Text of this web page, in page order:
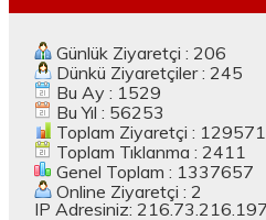
Günlük Ziyaretçi : 206
Dünkü Ziyaretçiler : 245
Bu Ay : 1529
Bu Yıl : 56253
Toplam Ziyaretçi : 129571
Toplam Tıklanma : 2411
Genel Toplam : 1337657
Online Ziyaretçi : 2
IP Adresiniz: 216.73.216.197